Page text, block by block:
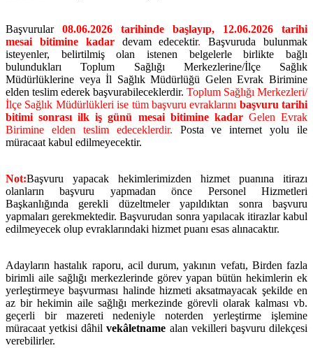
Başvurular 08.06.2026 tarihinde başlayıp, 12.06.2026 tarihi
mesai bitimine kadar
devam edecektir.Başvuruda bulunmak
isteyenler, belirtilmiş olan istenen belgelerle birlikte bağlı
bulundukları Toplum Sağlığı Merkezlerine/İlçe Sağlık
Müdürlüklerine veya İl Sağlık Müdürlüğü Gelen Evrak Birimine
elden teslim ederek başvurabileceklerdir. Toplum Sağlığı Merkezleri/
İlçe Sağlık Müdürlükleri ise tüm başvuru evraklarını başvuru tarihi
bitimi sonrası ilk iş günü mesai bitimine kadarGelen Evrak
Birimine elden teslim edeceklerdir. Posta ve internet yolu ile
müracaat kabul edilmeyecektir.
Not:Başvuru yapacak hekimlerimizden hizmet puanına itirazı
olanların başvuru yapmadan önce Personel Hizmetleri
Başkanlığında gerekli düzeltmeler yapıldıktan sonra başvuru
yapmaları gerekmektedir. Başvurudan sonra yapılacak itirazlar kabul
edilmeyecek olup evraklarındaki hizmet puanı esas alınacaktır.
Adayların hastalık raporu, acil durum, yakının vefatı, Birden fazla
birimli aile sağlığı merkezlerinde görev yapan bütün hekimlerin ek
yerleştirmeye başvurması halinde hizmeti aksatmayacak şekilde en
az bir hekimin aile sağlığı merkezinde görevli olarak kalması vb.
geçerli bir mazereti nedeniyle noterden yerleştirme işlemine
müracaat yetkisi dâhilvekâletname alan vekilleri başvuru dilekçesi
verebilirler.